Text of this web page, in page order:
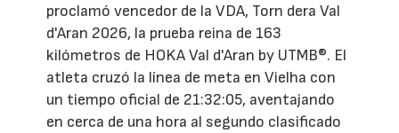
proclamó vencedor de la VDA, Torn dera Val
d'Aran 2026, la prueba reina de 163
kilómetros de HOKA Val d'Aran by UTMB®. El
atleta cruzó la línea de meta en Vielha con
un tiempo oficial de 21:32:05, aventajando
en cerca de una hora al segundo clasificado